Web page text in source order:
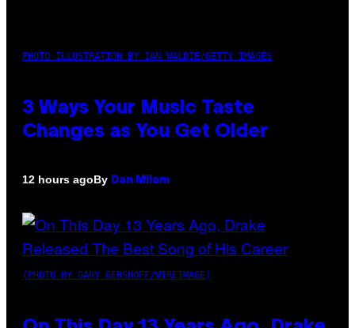
PHOTO ILLUSTRATION BY IAN WALDIE/GETTY IMAGES
3 Ways Your Music Taste
Changes as You Get Older
12 hours agoBy Dan Milam
(PHOTO BY GARY GERSHOFF/WIREIMAGE)